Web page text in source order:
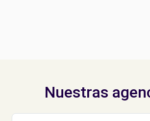
Nuestras